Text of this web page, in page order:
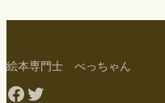
絵本専門士 べっちゃん
Facebook
Twitter